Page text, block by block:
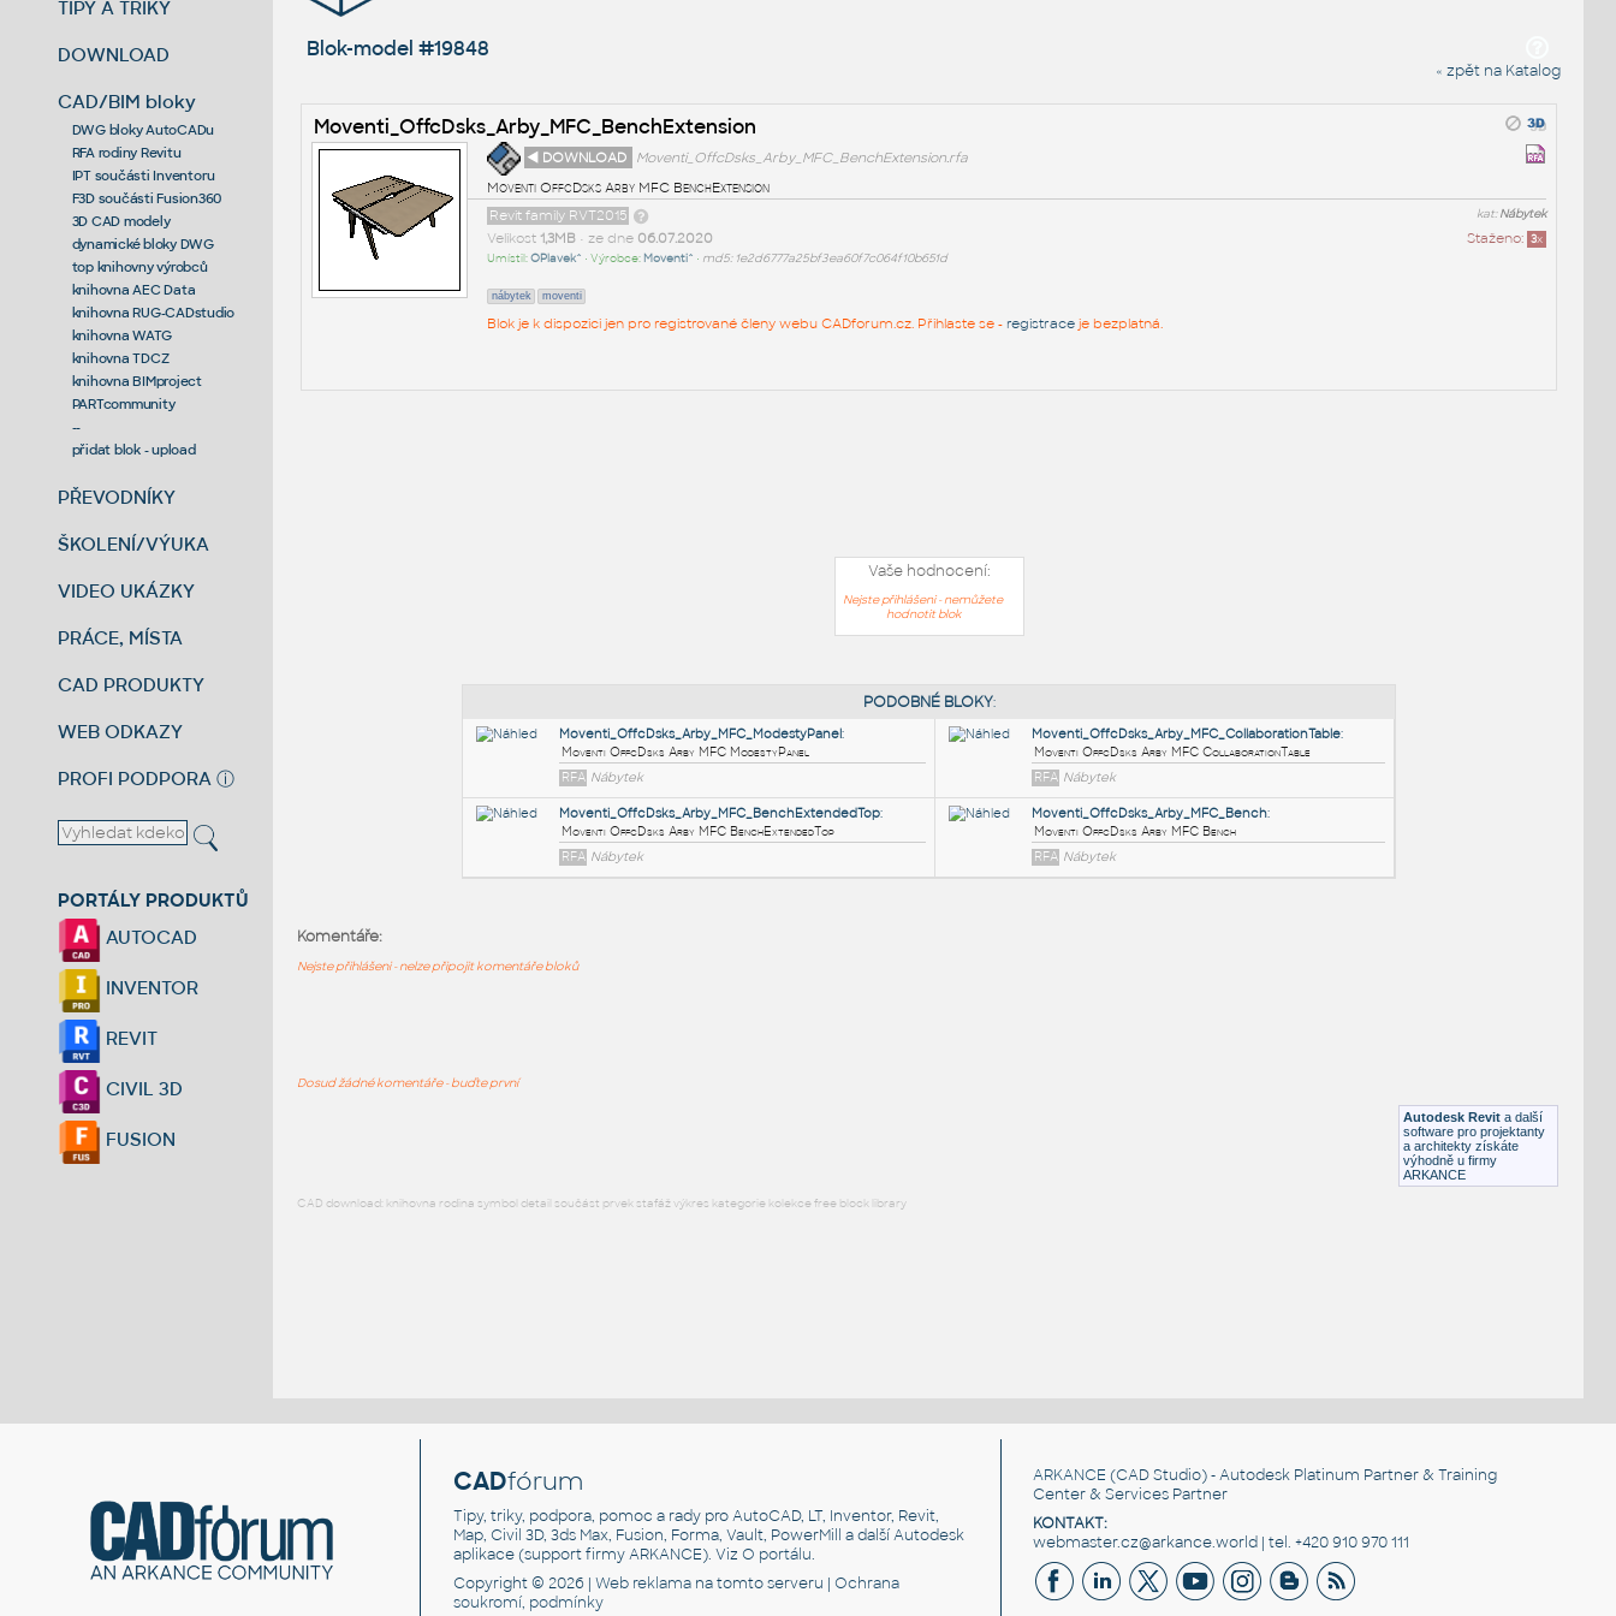
TIPY A TRIKY
DOWNLOAD
CAD/BIM bloky
DWG bloky AutoCADu
RFA rodiny Revitu
IPT součásti Inventoru
F3D součásti Fusion360
3D CAD modely
dynamické bloky DWG
top knihovny výrobců
knihovna AEC Data
knihovna RUG-CADstudio
knihovna WATG
knihovna TDCZ
knihovna BIMproject
PARTcommunity
--
přidat blok - upload
PŘEVODNÍKY
ŠKOLENÍ/VÝUKA
VIDEO UKÁZKY
PRÁCE, MÍSTA
CAD PRODUKTY
WEB ODKAZY
PROFI PODPORA ⓘ
PORTÁLY PRODUKTŮ
AUTOCAD
INVENTOR
REVIT
CIVIL 3D
FUSION
Blok-model #19848
« zpět na Katalog
Moventi_OffcDsks_Arby_MFC_BenchExtension
◄ DOWNLOAD
Moventi_OffcDsks_Arby_MFC_BenchExtension.rfa
Moventi OffcDsks Arby MFC BenchExtension
kat:Nábytek
Revit family RVT2015
Staženo: 3x
Velikost 1,3MB• ze dne 06.07.2020
Umístil:OPlavek^ • Výrobce: Moventi^ • md5: 1e2d6777a25bf3ea60f7c064f10b651d
nábytek moventi
Blok je k dispozici jen pro registrované členy webu CADforum.cz. Přihlaste se - registraceje bezplatná.
Vaše hodnocení:
Nejste přihlášeni - nemůžete
hodnotit blok
Autodesk Revit a další
software pro projektanty
a architekty získáte
výhodně u firmy
ARKANCE
Komentáře:
Nejste přihlášeni - nelze připojit komentáře bloků
Dosud žádné komentáře - buďte první
CAD download: knihovna rodina symbol detail součást prvek stafáž výkres kategorie kolekce free block library
CADfórum
Tipy, triky, podpora, pomoc a rady pro AutoCAD, LT, Inventor, Revit,
Map, Civil 3D, 3ds Max, Fusion, Forma, Vault, PowerMill a další Autodesk
aplikace (support firmy ARKANCE). VizO portálu.
Copyright © 2026 |Web reklama na tomto serveru |Ochrana
soukromí, podmínky
ARKANCE (CAD Studio) - Autodesk Platinum Partner & Training
Center & Services Partner
KONTAKT:
webmaster.cz@arkance.world | tel. +420 910 970 111